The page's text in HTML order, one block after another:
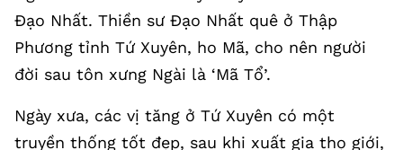
Đạo Nhất. Thiền sư Đạo Nhất quê ở Thập
Phương tỉnh Tứ Xuyên, ho Mã, cho nên người
đời sau tôn xưng Ngài là ‘Mã Tổ’.
Ngày xưa, các vị tăng ở Tứ Xuyên có một
truyền thống tốt đẹp, sau khi xuất gia thọ giới,